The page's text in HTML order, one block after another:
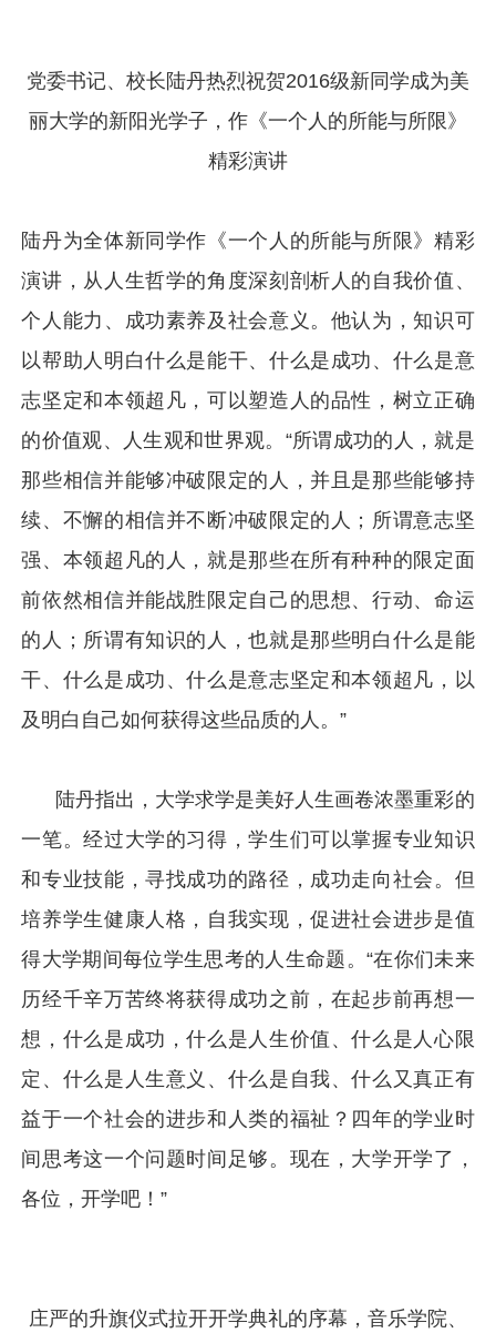
党委书记、校长陆丹热烈祝贺2016级新同学成为美
丽大学的新阳光学子，作《一个人的所能与所限》
精彩演讲
陆丹为全体新同学作《一个人的所能与所限》精彩
演讲，从人生哲学的角度深刻剖析人的自我价值、
个人能力、成功素养及社会意义。他认为，知识可
以帮助人明白什么是能干、什么是成功、什么是意
志坚定和本领超凡，可以塑造人的品性，树立正确
的价值观、人生观和世界观。“所谓成功的人，就是
那些相信并能够冲破限定的人，并且是那些能够持
续、不懈的相信并不断冲破限定的人；所谓意志坚
强、本领超凡的人，就是那些在所有种种的限定面
前依然相信并能战胜限定自己的思想、行动、命运
的人；所谓有知识的人，也就是那些明白什么是能
干、什么是成功、什么是意志坚定和本领超凡，以
及明白自己如何获得这些品质的人。”
陆丹指出，大学求学是美好人生画卷浓墨重彩的
一笔。经过大学的习得，学生们可以掌握专业知识
和专业技能，寻找成功的路径，成功走向社会。但
培养学生健康人格，自我实现，促进社会进步是值
得大学期间每位学生思考的人生命题。“在你们未来
历经千辛万苦终将获得成功之前，在起步前再想一
想，什么是成功，什么是人生价值、什么是人心限
定、什么是人生意义、什么是自我、什么又真正有
益于一个社会的进步和人类的福祉？四年的学业时
间思考这一个问题时间足够。现在，大学开学了，
各位，开学吧！”
庄严的升旗仪式拉开开学典礼的序幕，音乐学院、